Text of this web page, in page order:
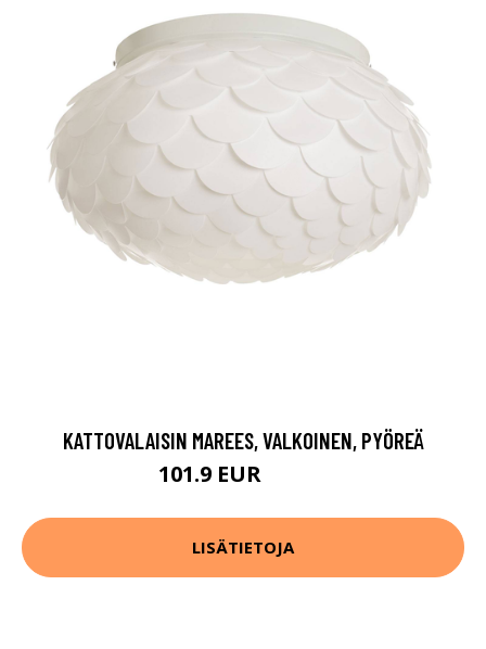
KATTOVALAISIN MAREES, VALKOINEN, PYÖREÄ
101.9 EUR
LISÄTIETOJA